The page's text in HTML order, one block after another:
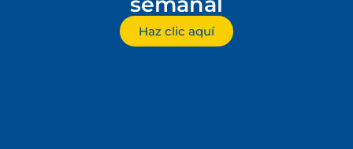
Haz clic aquí